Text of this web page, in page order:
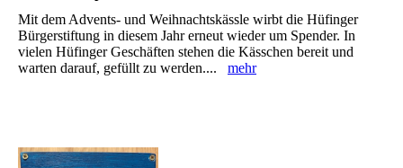
Mit dem Advents- und Weihnachtskässle wirbt die Hüfinger
Bürgerstiftung in diesem Jahr ‎erneut wieder um Spender. In
vielen Hüfinger Geschäften stehen die Kässchen bereit und
‎warten darauf, gefüllt zu werden.... mehr